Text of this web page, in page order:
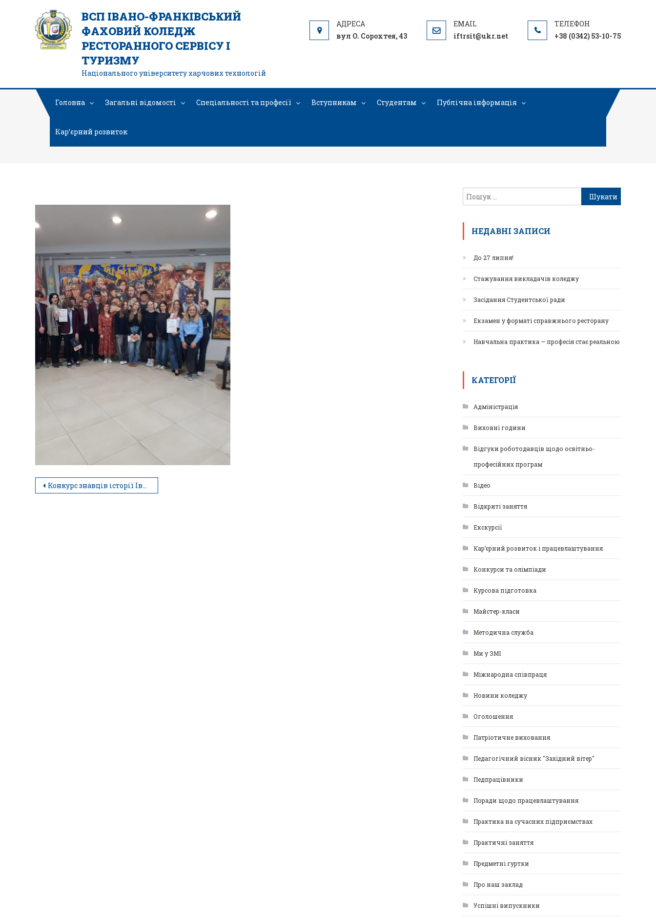
ВСП ІВАНО-ФРАНКІВСЬКИЙ
ФАХОВИЙ КОЛЕДЖ
РЕСТОРАННОГО СЕРВІСУ І
ТУРИЗМУ
Національного університету харчових технологій
вул О. Сорохтея, 43 iftrsit@ukr.net +38 (0342) 53-10-75
Головна Загальні відомості Спеціальності та професії Вступникам Студентам Публічна інформація
Кар’єрний розвиток
Конкурс знавців історії Івано-Франківська
НЕДАВНІ ЗАПИСИ
До 27 липня!
Стажування викладачів коледжу
Засідання Студентської ради
Екзамен у форматі справжнього ресторану
Навчальна практика — професія стає реальною
КАТЕГОРІЇ
Адміністрація
Виховні години
Відгуки роботодавців щодо освітньо-
професійних програм
Відео
Відкриті заняття
Екскурсії
Кар’єрний розвиток і працевлаштування
Конкурси та олімпіади
Курсова підготовка
Майстер-класи
Методична служба
Ми у ЗМІ
Міжнародна співпраця
Новини коледжу
Оголошення
Патріотичне виховання
Педагогічний вісник "Західний вітер"
Педпрацівники
Поради щодо працевлаштування
Практика на сучасних підприємствах
Практичні заняття
Предметні гуртки
Про наш заклад
Успішні випускники